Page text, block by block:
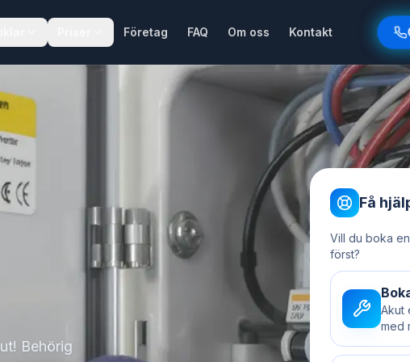
Företag FAQ Om oss Kontakt
Behörig
Få
Vill du boka
först?
Akut
med